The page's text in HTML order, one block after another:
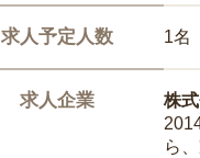
求人予定人数 1名
求人企業
株
ら